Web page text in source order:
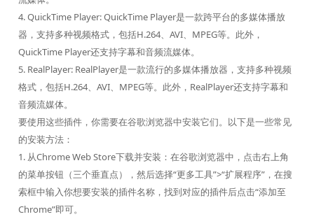
4. QuickTime Player: QuickTime Player是一款跨平台的多媒体播放
器，支持多种视频格式，包括H.264、AVI、MPEG等。此外，
QuickTime Player还支持字幕和音频流媒体。
5. RealPlayer: RealPlayer是一款流行的多媒体播放器，支持多种视频
格式，包括H.264、AVI、MPEG等。此外，RealPlayer还支持字幕和
音频流媒体。
要使用这些插件，你需要在谷歌浏览器中安装它们。以下是一些常见
的安装方法：
1. 从Chrome Web Store下载并安装：在谷歌浏览器中，点击右上角
的菜单按钮（三个垂直点），然后选择“更多工具”>“扩展程序”，在搜
索框中输入你想要安装的插件名称，找到对应的插件后点击“添加至
Chrome”即可。